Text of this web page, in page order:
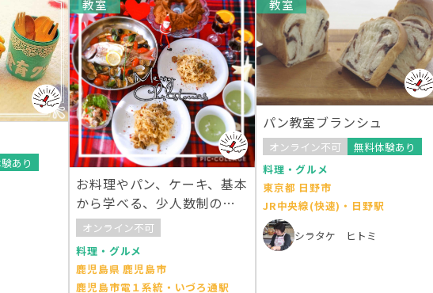
あり
教室
お料理やパン、ケーキ、基本
から学べる、少人数制の手
作り教室です。
オンライン不可
料理・グルメ
鹿児島県 鹿児島市
鹿児島市電１系統・いづろ通駅
教室
パン教室ブランシュ
オンライン不可
無料体験あり
料理・グルメ
東京都 日野市
JR中央線(快速)・日野駅
シラタケ ヒトミ